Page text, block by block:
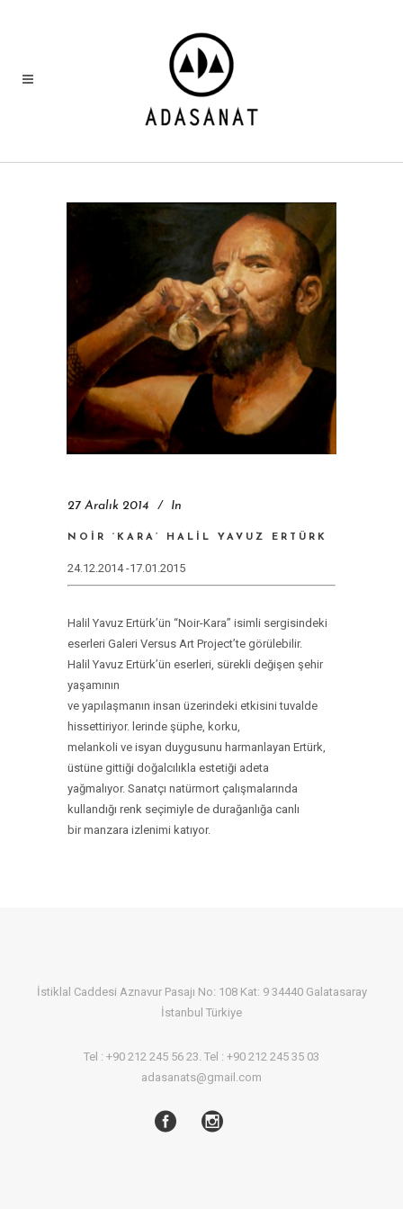
27 Aralık 2014 In
NOIR ‘KARA’ HALIL YAVUZ ERTÜRK
24.12.2014 -17.01.2015
Halil Yavuz Ertürk’ün “Noir-Kara’’ isimli sergisindeki
eserleri Galeri Versus Art Project’te görülebilir.
Halil Yavuz Ertürk’ün eserleri, sürekli değişen şehir
yaşamının
ve yapılaşmanın insan üzerindeki etkisini tuvalde
hissettiriyor. lerinde şüphe, korku,
melankoli ve isyan duygusunu harmanlayan Ertürk,
üstüne gittiği doğalcılıkla estetiği adeta
yağmalıyor. Sanatçı natürmort çalışmalarında
kullandığı renk seçimiyle de durağanlığa canlı
bir manzara izlenimi katıyor.
İstiklal Caddesi Aznavur Pasajı No: 108 Kat: 9 34440 Galatasaray
İstanbul Türkiye
Tel : +90 212 245 56 23. Tel : +90 212 245 35 03
adasanats@gmail.com